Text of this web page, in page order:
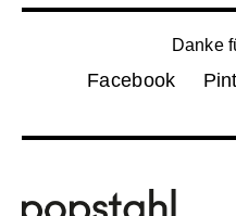
Danke
Facebook